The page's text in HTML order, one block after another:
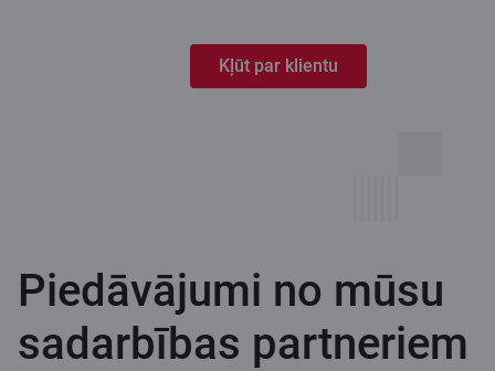
Kļūt par klientu
Piedāvājumi no mūsu
sadarbības partneriem